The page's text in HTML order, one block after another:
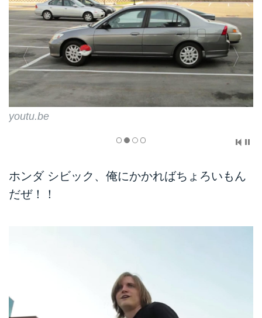
youtu.be
ホンダ シビック、俺にかかればちょろいもん
だぜ！！